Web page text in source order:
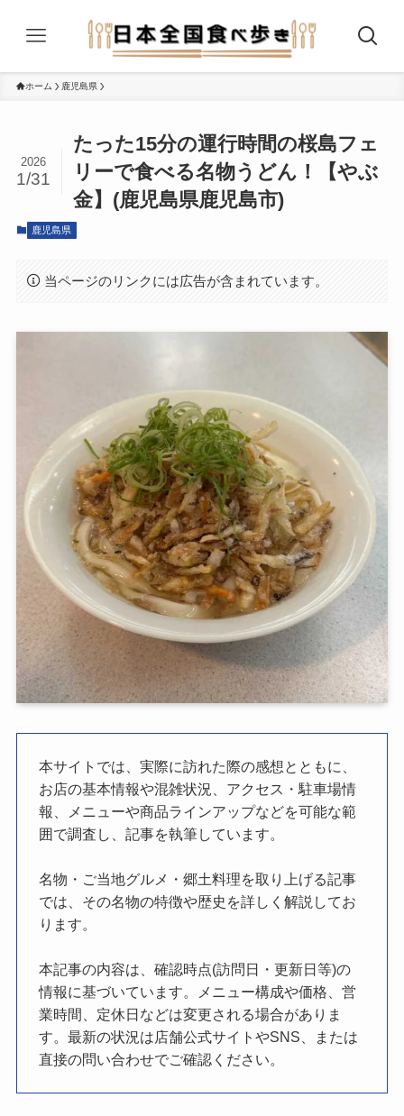
ホーム 鹿児島県
たった15分の運行時間の桜島フェ
リーで食べる名物うどん！【やぶ
金】(鹿児島県鹿児島市)
2026
1/31
鹿児島県
当ページのリンクには広告が含まれています。
本サイトでは、実際に訪れた際の感想とともに、
お店の基本情報や混雑状況、アクセス・駐車場情
報、メニューや商品ラインアップなどを可能な範
囲で調査し、記事を執筆しています。
名物・ご当地グルメ・郷土料理を取り上げる記事
では、その名物の特徴や歴史を詳しく解説してお
ります。
本記事の内容は、確認時点(訪問日・更新日等)の
情報に基づいています。メニュー構成や価格、営
業時間、定休日などは変更される場合がありま
す。最新の状況は店舗公式サイトやSNS、または
直接の問い合わせでご確認ください。